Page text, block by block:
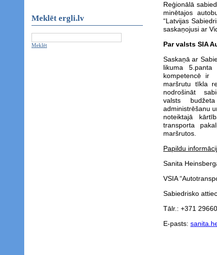
Meklēt ergli.lv
Meklēt
Reģionālā
minētajos
“Latvijas
saskaņojusi ar
Par valsts SIA
Saskaņā ar
likuma
kompetencē ir
maršrutu tīkla
nodrošināt
valsts
administrēšanu
noteiktajā
transporta
maršrutos.
Papildu
Sanita
VSIA
Sabiedrisko
Tālr.: +371
E-pasts: